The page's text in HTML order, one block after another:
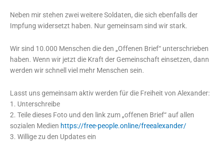
Neben mir stehen zwei weitere Soldaten, die sich ebenfalls der
Impfung widersetzt haben. Nur gemeinsam sind wir stark.
Wir sind 10.000 Menschen die den „Offenen Brief“ unterschrieben
haben. Wenn wir jetzt die Kraft der Gemeinschaft einsetzen, dann
werden wir schnell viel mehr Menschen sein.
Lasst uns gemeinsam aktiv werden für die Freiheit von Alexander:
1. Unterschreibe
2. Teile dieses Foto und den link zum „offenen Brief“ auf allen
sozialen Medien https://free-people.online/freealexander/
3. Willige zu den Updates ein